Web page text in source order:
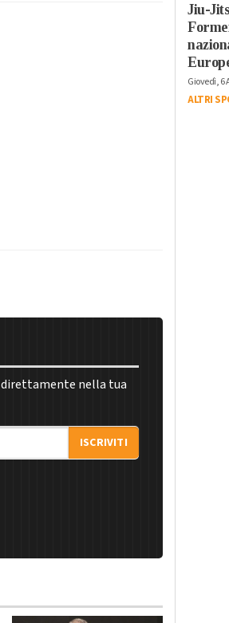
direttamente nella tua
ISCRIVITI
Jiu-
Giovedì, 6
ALTRI